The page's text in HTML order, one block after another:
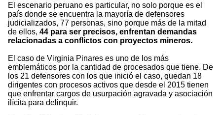
El escenario peruano es particular, no solo porque es el
país donde se encuentra la mayoría de defensores
judicializados, 77 personas, sino porque más de la mitad
de ellos, 44 para ser precisos, enfrentan demandas
relacionadas a conflictos con proyectos mineros.
El caso de Virginia Pinares es uno de los más
emblemáticos por la cantidad de procesados que tiene. De
los 21 defensores con los que inició el caso, quedan 18
dirigentes con procesos activos que desde el 2015 tienen
que enfrentar cargos de usurpación agravada y asociación
ilícita para delinquir.